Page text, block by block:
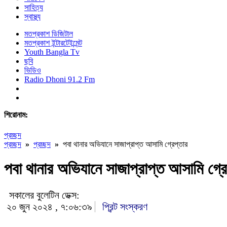
সাহিত্য
স্বাস্থ্য
মতপ্রকাশ ডিজিটাল
মতপ্রকাশ ইন্টারটেইন্মেন্ট
Youth Bangla Tv
ছবি
ভিডিও
Radio Dhoni 91.2 Fm
শিরোনাম:
প্রচ্ছদ
প্রচ্ছদ » প্রচ্ছদ » পবা থানার অভিযানে সাজাপ্রাপ্ত আসামি গ্রেপ্তার
পবা থানার অভিযানে সাজাপ্রাপ্ত আসামি
সকালের বুলেটিন ডেক্স:
২০ জুন ২০২৪ , ৭:০৬:৩৯
প্রিন্ট সংস্করণ